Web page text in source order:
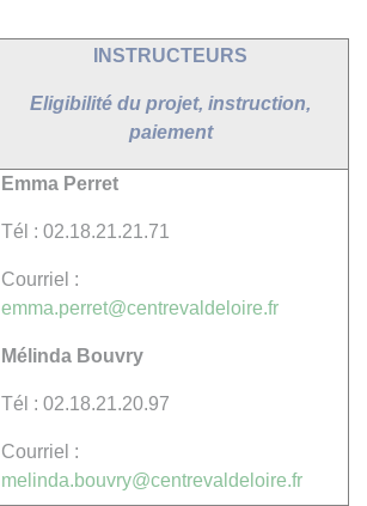
INSTRUCTEURS
Eligibilité du projet, instruction,
paiement
Emma Perret
Tél : 02.18.21.21.71
Courriel :
emma.perret@centrevaldeloire.fr
Mélinda Bouvry
Tél : 02.18.21.20.97
Courriel :
melinda.bouvry@centrevaldeloire.fr